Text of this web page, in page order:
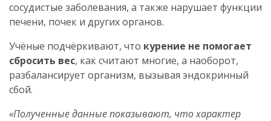
сосудистые заболевания, а также нарушает функции
печени, почек и других органов.
Учёные подчёркивают, что курение не помогает
сбросить вес, как считают многие, а наоборот,
разбалансирует организм, вызывая эндокринный
сбой.
«Полученные данные показывают, что характер